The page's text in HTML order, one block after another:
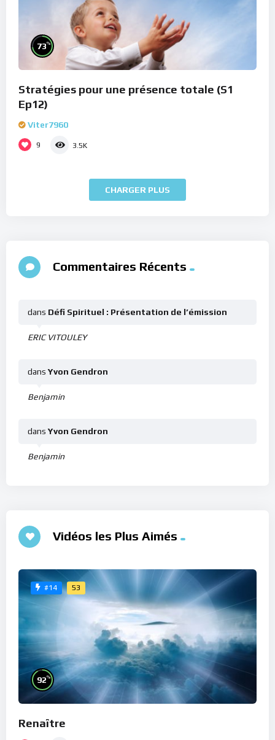
73%
Stratégies pour une présence totale (S1
Ep12)
Viter7960
9 3.5K
CHARGER PLUS
Commentaires Récents
ERIC VITOULEY
dans Défi Spirituel : Présentation de l’émission
Benjamin
dans Yvon Gendron
Benjamin
dans Yvon Gendron
Vidéos les Plus Aimés
#14 53
92%
Renaître